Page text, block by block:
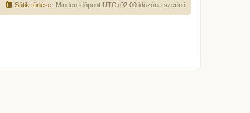
Minden időpont UTC+02:00 időzóna szerinti
Sütik törlése